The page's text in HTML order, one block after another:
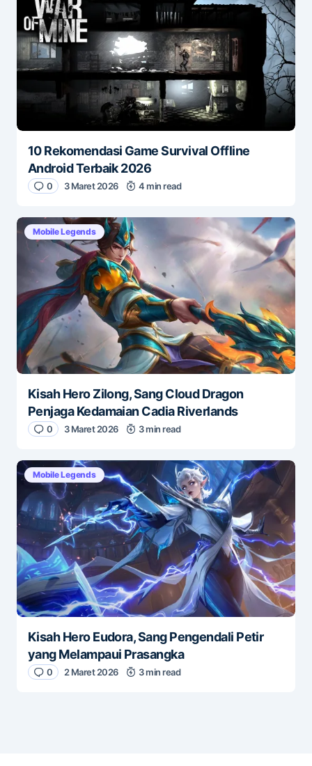
10 Rekomendasi Game Survival Offline
Android Terbaik 2026
0 3 Maret 2026 4 min read
Mobile Legends
Kisah Hero Zilong, Sang Cloud Dragon
Penjaga Kedamaian Cadia Riverlands
0 3 Maret 2026 3 min read
Mobile Legends
Kisah Hero Eudora, Sang Pengendali Petir
yang Melampaui Prasangka
0 2 Maret 2026 3 min read